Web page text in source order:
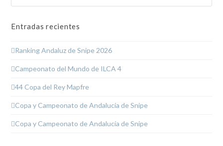
Entradas recientes
Ranking Andaluz de Snipe 2026
Campeonato del Mundo de ILCA 4
44 Copa del Rey Mapfre
Copa y Campeonato de Andalucía de Snipe
Copa y Campeonato de Andalucía de Snipe